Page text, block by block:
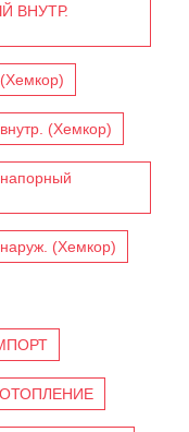
ВНУТР.
(Хемкор)
(Хемкор)
ОТОПЛЕНИЕ